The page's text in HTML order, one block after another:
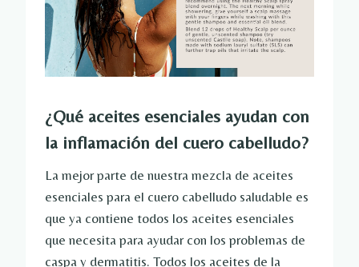
¿Qué aceites esenciales ayudan con
la inflamación del cuero cabelludo?
La mejor parte de nuestra mezcla de aceites
esenciales para el cuero cabelludo saludable es
que ya contiene todos los aceites esenciales
que necesita para ayudar con los problemas de
caspa y dermatitis. Todos los aceites de la